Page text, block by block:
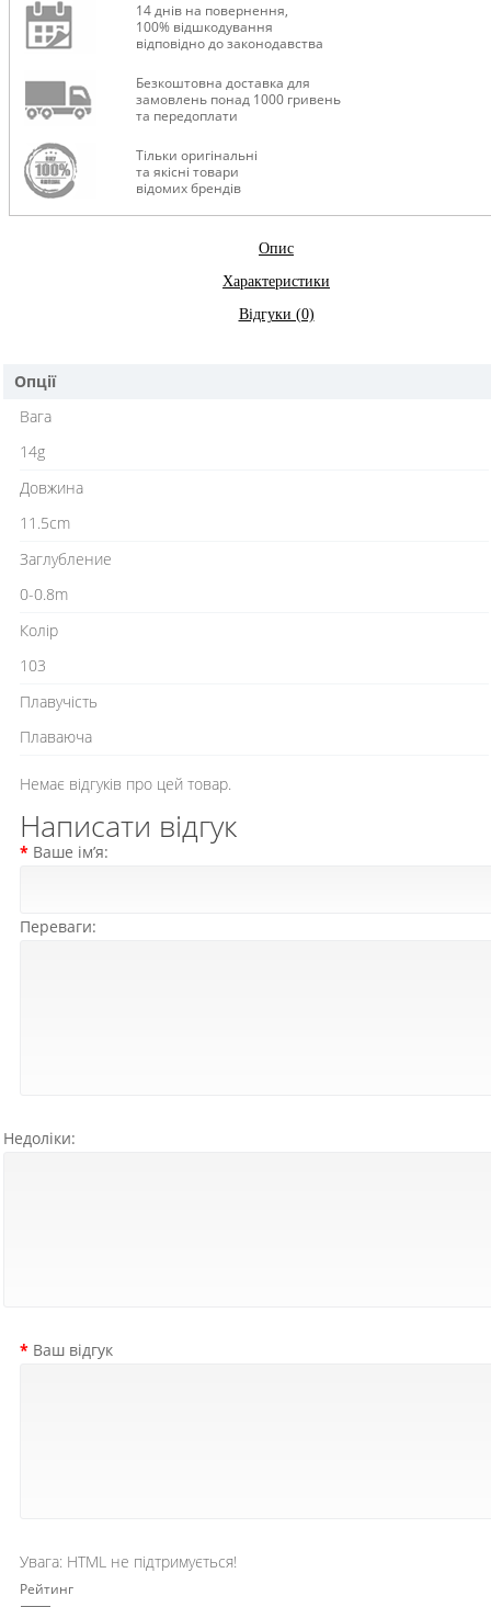
14 днів на повернення,
100% відшкодування
відповідно до законодавства
Безкоштовна доставка для
замовлень понад 1000 гривень
та передоплати
Тільки оригінальні
та якісні товари
відомих брендів
Опис
Характеристики
Відгуки (0)
Опції
Вага
14g
Довжина
11.5cm
Заглубление
0-0.8m
Колір
103
Плавучість
Плаваюча
Немає відгуків про цей товар.
Написати відгук
Ваше ім’я:
Переваги:
Недоліки:
Ваш відгук
Увага: HTML не підтримується!
Рейтинг